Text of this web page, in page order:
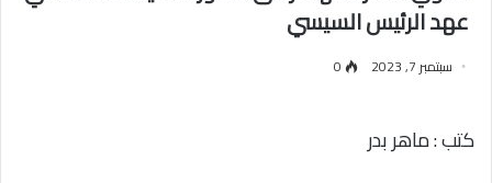
عهد الرئيس السيسي
سبتمبر 7, 2023 0
كتب : ماهر بدر